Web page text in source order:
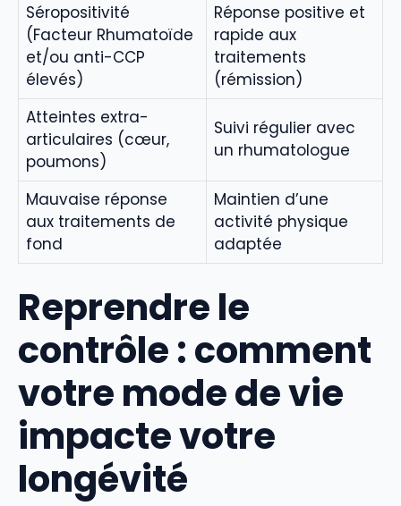
Séropositivité
(Facteur Rhumatoïde
et/ou anti-CCP
élevés)
Réponse positive et
rapide aux
traitements
(rémission)
Atteintes extra-
articulaires (cœur,
poumons)
Suivi régulier avec
un rhumatologue
Mauvaise réponse
aux traitements de
fond
Maintien d’une
activité physique
adaptée
Reprendre le
contrôle : comment
votre mode de vie
impacte votre
longévité